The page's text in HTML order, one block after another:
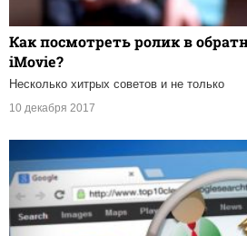
Как посмотреть ролик в
iMovie?
Несколько хитрых советов и не только
10 декабря 2017